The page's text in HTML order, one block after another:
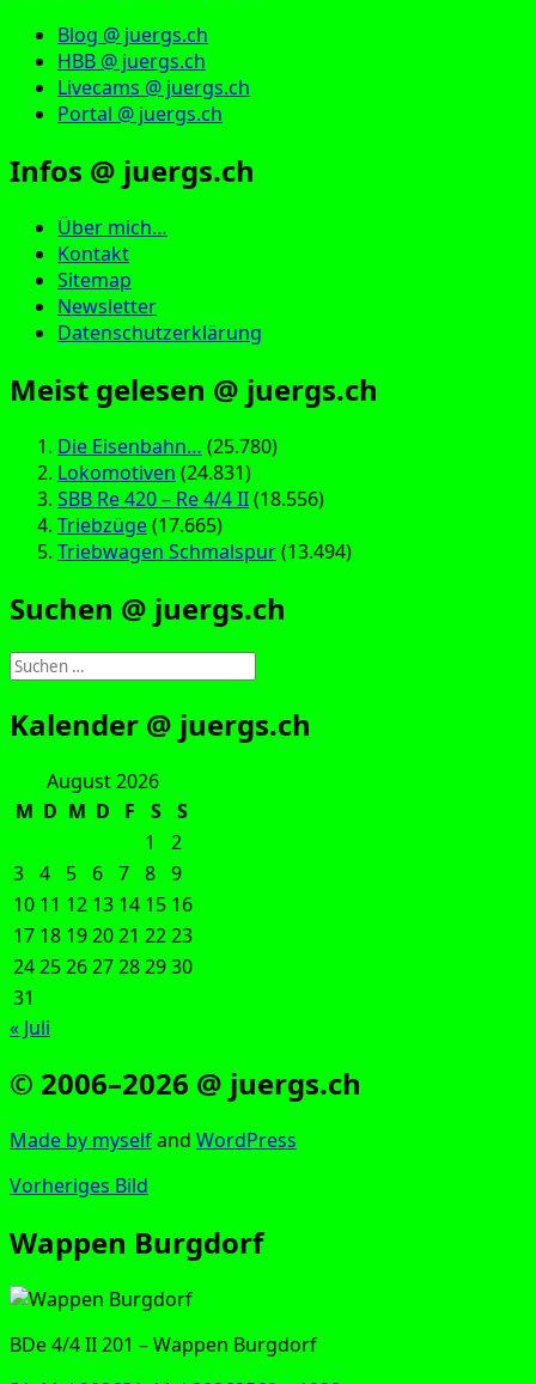
Blog @ juergs.ch
HBB @ juergs.ch
Livecams @ juergs.ch
Portal @ juergs.ch
Infos @ juergs.ch
Über mich…
Kontakt
Sitemap
Newsletter
Datenschutzerklärung
Meist gelesen @ juergs.ch
Die Eisenbahn… (25.780)
Lokomotiven (24.831)
SBB Re 420 – Re 4/4 II(18.556)
Triebzüge(17.665)
Triebwagen Schmalspur(13.494)
Suchen @ juergs.ch
Suchen
nach:
Kalender @ juergs.ch
August 2026
M D M D F S
S
1
2
3 4 5 6 7 8 9
10 11 12 13 14 15 16
17 18 192021 2223
24252627282930
31
« Juli
© 2006–2026 @ juergs.ch
Made by mys­elfand Word­Press
Vorheriges Bild
Wappen Burgdorf
BDe 4/4 II 201 – Wap­pen Burgdorf